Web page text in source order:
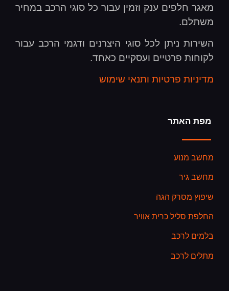
מאגר חלפים ענק וזמין עבור כל סוגי הרכב במחיר
משתלם.
השירות ניתן לכל סוגי היצרנים ודגמי הרכב עבור
לקוחות פרטיים ועסקיים כאחד.
מדיניות פרטיות ותנאי שימוש
מפת האתר
מחשב מנוע
מחשב גיר
שיפוץ מסרק הגה
החלפת סליל כרית אוויר
בלמים לרכב
מתלים לרכב